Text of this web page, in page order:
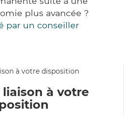
plus avancée ?
par un conseiller
liaison à votre